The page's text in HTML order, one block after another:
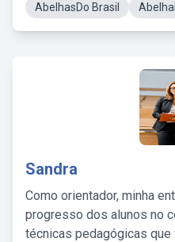
AbelhasDo Brasil
Sandra
Como orientador, minha
progresso dos alunos no
técnicas pedagógicas